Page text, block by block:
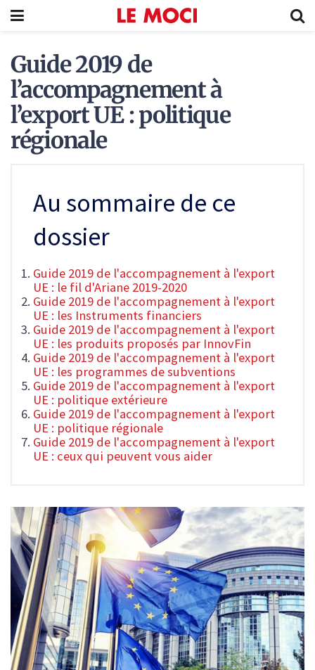
Guide 2019 de
l’accompagnement à
l’export UE : politique
régionale
Au sommaire de ce
dossier
Guide 2019 de l'accompagnement à l'export
UE : le fil d'Ariane 2019-2020
Guide 2019 de l'accompagnement à l'export
UE : les Instruments financiers
Guide 2019 de l'accompagnement à l'export
UE : les produits proposés par InnovFin
Guide 2019 de l'accompagnement à l'export
UE : les programmes de subventions
Guide 2019 de l'accompagnement à l'export
UE : politique extérieure
Guide 2019 de l'accompagnement à l'export
UE : politique régionale
Guide 2019 de l'accompagnement à l'export
UE : ceux qui peuvent vous aider